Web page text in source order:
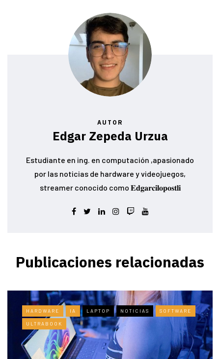
AUTOR
Edgar Zepeda Urzua
Estudiante en ing. en computación ,apasionado
por las noticias de hardware y videojuegos,
streamer conocido como 𝐄𝐝𝐠𝐚𝐫𝐜𝐢𝐥𝐨𝐩𝐨𝐬𝐭𝐥𝐢
Publicaciones relacionadas
HARDWARE IA LAPTOP NOTICIAS SOFTWARE
ULTRABOOK